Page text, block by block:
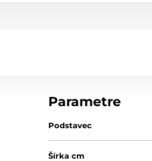
Parametre
Podstavec
Šírka cm